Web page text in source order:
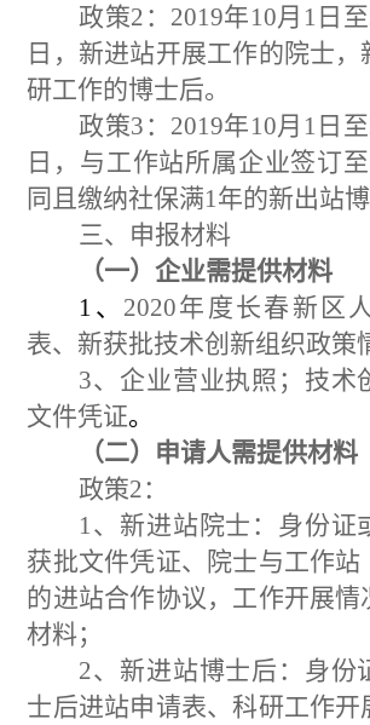
政策2 ： 2019年10月 1 日至
日，新进站开展工作的院士
研工作的博士后。
政策3 ： 2019年10月 1 日至
日，与工作站所属企业签订
同且缴纳社保满1 年的新出站博
三、申报材料
（一）企业需提供材料
1 、 2020年度长春新区
表、新获批技术创新组织政策
3、 企业营业执照；技术
文件凭证。
（二）申请人需提供材料
政策2：
1、 新进站院士：身份证
获批文件凭证、院士与工作站
的进站合作协议，工作开展情
材料；
2、 新进站博士后：身份
士后进站申请表、科研工作开